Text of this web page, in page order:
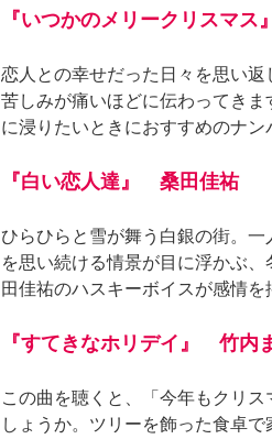
『いつかのメリークリスマ
恋人との幸せだった日々を思い
苦しみが痛いほどに伝わってき
に浸りたいときにおすすめのナ
『白い恋人達』 桑田佳祐
ひらひらと雪が舞う白銀の街。
を思い続ける情景が目に浮かぶ
田佳祐のハスキーボイスが感情を
『すてきなホリデイ』 竹内
この曲を聴くと、「今年もクリ
しょうか。ツリーを飾った食卓